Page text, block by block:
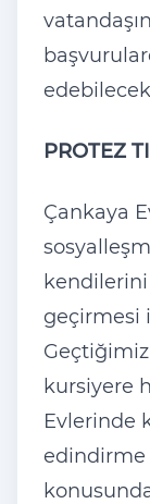
PROTEZ
Çankaya
geçirmesi
kursiyere
Evlerinde
edindirme